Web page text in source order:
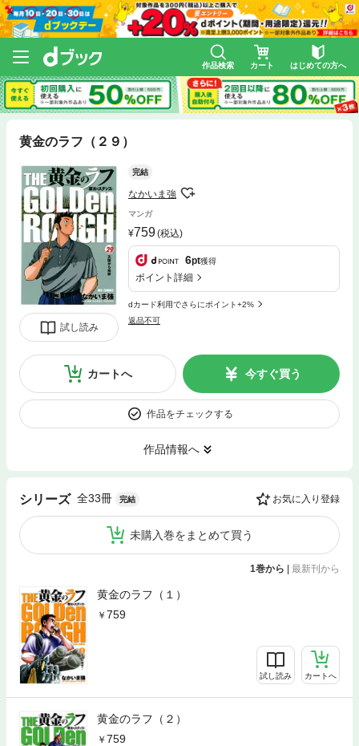
作品検索 カート はじめての方へ
黄金のラフ（２９）
試し読み
完結
なかいま強
マンガ
759(税込)
6pt獲得
ポイント詳細
dカード利用でさらにポイント+2%
返品不可
カートへ 今すぐ買う
作品をチェックする
作品情報へ
シリーズ 全33冊 完結 お気に入り登録
未購入巻をまとめて買う
1巻から | 最新刊から
黄金のラフ（１）
759
試し読み カートへ
黄金のラフ（２）
759